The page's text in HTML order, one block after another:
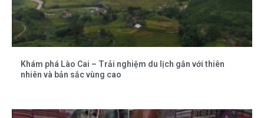
Khám phá Lào Cai – Trải nghiệm du lịch gắn với thiên
nhiên và bản sắc vùng cao